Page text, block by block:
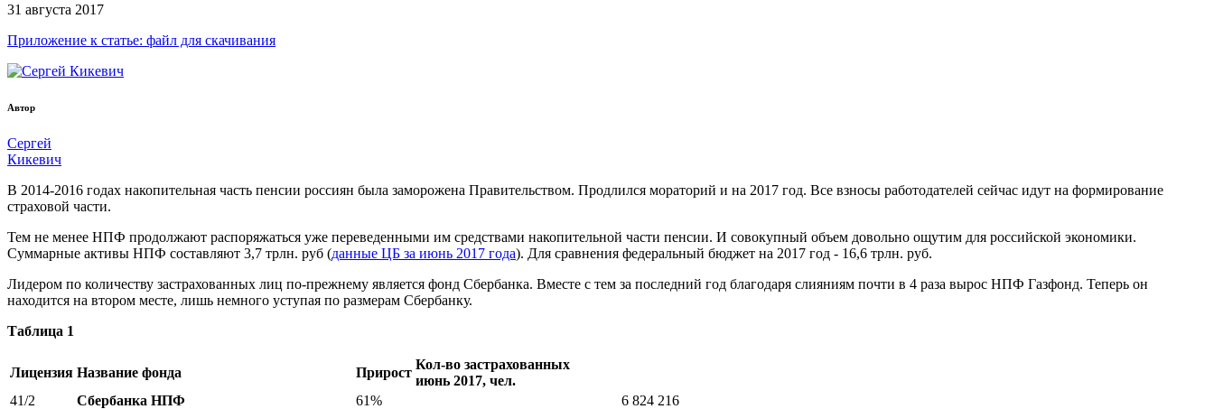
31 августа 2017
Приложение к статье: файл для скачивания
Автор
Сергей
Кикевич
В 2014-2016 годах накопительная часть пенсии россиян была заморожена Правительством. Продлился мораторий и на 2017 год. Все взносы работодателей сейчас идут на формирование
страховой части.
Тем не менее НПФ продолжают распоряжаться уже переведенными им средствами накопительной части пенсии. И совокупный объем довольно ощутим для российской экономики.
Суммарные активы НПФ составляют 3,7 трлн. руб (данные ЦБ за июнь 2017 года). Для сравнения федеральный бюджет на 2017 год - 16,6 трлн. руб.
Лидером по количеству застрахованных лиц по-прежнему является фонд Сбербанка. Вместе с тем за последний год благодаря слияниям почти в 4 раза вырос НПФ Газфонд. Теперь он
находится на втором месте, лишь немного уступая по размерам Сбербанку.
Таблица 1
Лицензия Название фонда Прирост
Кол-во застрахованных
июнь 2017, чел.
41/2
Сбербанка НПФ 61%
6 824 216